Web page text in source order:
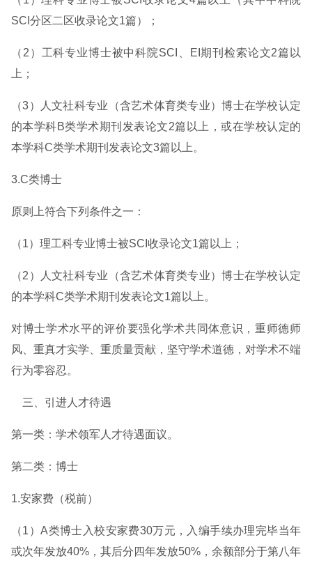
SCI分区二区收录论文1篇）；
（2）工科专业博士被中科院SCI、EI期刊检索论文2篇以
上；
（3）人文社科专业（含艺术体育类专业）博士在学校认定
的本学科B类学术期刊发表论文2篇以上，或在学校认定的
本学科C类学术期刊发表论文3篇以上。
3.C类博士
原则上符合下列条件之一：
（1）理工科专业博士被SCI收录论文1篇以上；
（2）人文社科专业（含艺术体育类专业）博士在学校认定
的本学科C类学术期刊发表论文1篇以上。
对博士学术水平的评价要强化学术共同体意识，重师德师
风、重真才实学、重质量贡献，坚守学术道德，对学术不端
行为零容忍。
三、引进人才待遇
第一类：学术领军人才待遇面议。
第二类：博士
1.安家费（税前）
（1）A类博士入校安家费30万元，入编手续办理完毕当年
或次年发放40%，其后分四年发放50%，余额部分于第八年